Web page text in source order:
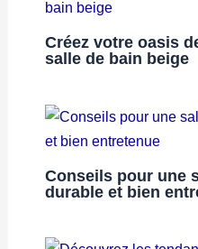
Créez votre oasis
salle de bain beige
Conseils pour une
durable et bien